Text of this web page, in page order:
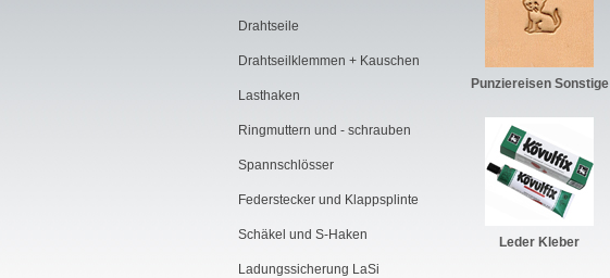
Drahtseile
Drahtseilklemmen + Kauschen
Lasthaken
Ringmuttern und - schrauben
Spannschlösser
Federstecker und Klappsplinte
Schäkel und S-Haken
Ladungssicherung LaSi
Punziereisen Sonstige
Leder Kleber